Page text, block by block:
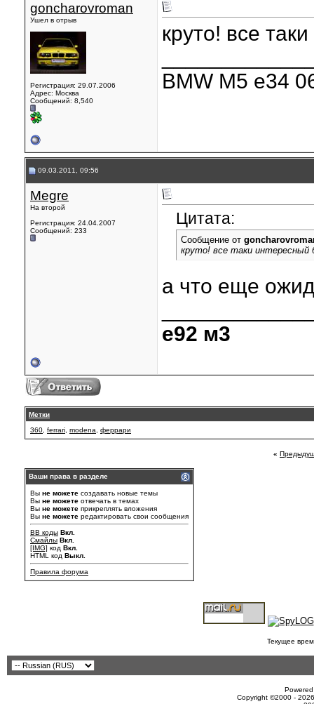
goncharovroman
Ушел в отрыв
Регистрация: 29.07.2006
Адрес: Москва
Сообщений: 8,540
круто! все
BMW M5 e34
09.03.2011, 09:56
Megre
На второй
Регистрация: 24.04.2007
Сообщений: 233
Цитата:
Сообщение от
круто! все таки
а что еще
е92 м3
Метки
360 ferrari modena феррари
«
Ваши права в разделе
Вы не можете создавать новые темы
Вы не можете отвечать в темах
Вы не можете прикреплять вложения
Вы не можете редактировать свои сообщения
BB коды Вкл.
Смайлы Вкл.
[IMG] код Вкл.
HTML код Выкл.
Правила форума
Текущее
Copyright ©2000 -